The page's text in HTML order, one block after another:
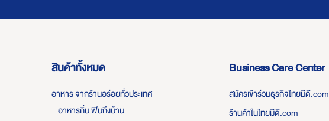
สินค้าทั้งหมด
อาหาร จากร้านอร่อยทั่วประเทศ
อาหารถิ่น ฟินถึงบ้าน
Business Care Center
สมัครเข้าร่วมธุรกิจไทยมีดี.com
ร้านค้าในไทยมีดี.com